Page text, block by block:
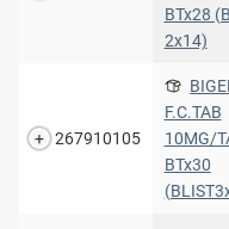
BTx28
2x14)
267910105
F.C.TAB
10MG/
BTx30